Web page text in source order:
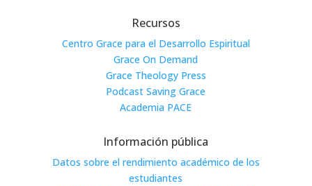
Recursos
Centro Grace para el Desarrollo Espiritual
Grace On Demand
Grace Theology Press
Podcast Saving Grace
Academia PACE
Información pública
Datos sobre el rendimiento académico de los
estudiantes